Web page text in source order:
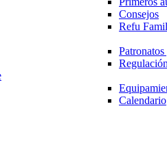
Consejos
Refu
Calendario